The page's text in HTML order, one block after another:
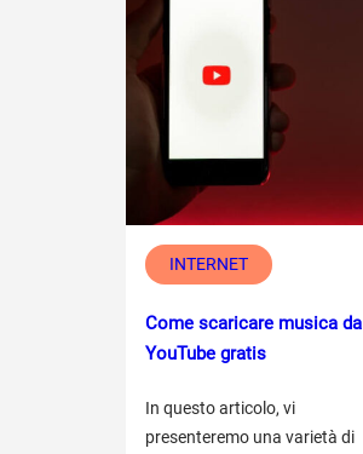
INTERNET
Come scaricare musica da
YouTube gratis
In questo articolo, vi
presenteremo una varietà di